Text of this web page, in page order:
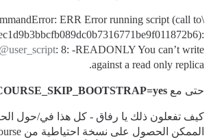
ERR Error running script (call to
@user_script: 8: -READONLY You can’t write
against a read only replica.
حتى مع
كيف تفعلون ذلك يا رفاق - كل هذا في/حول